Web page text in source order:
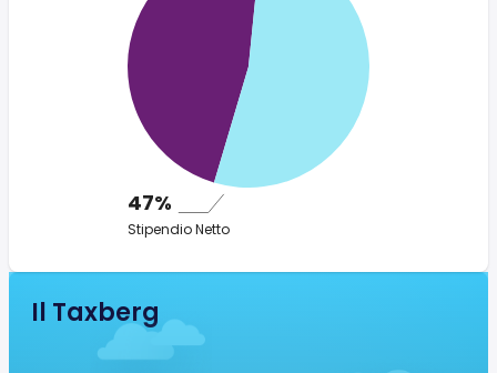
47%
Stipendio Netto
Il Taxberg